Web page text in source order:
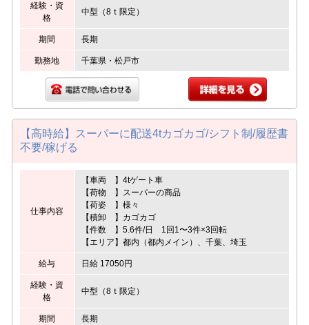
経験・資
格
中型（8ｔ限定）
期間 長期
勤務地 千葉県・松戸市
【高時給】スーパーに配送4tカゴカゴ/シフト制/履歴書
不要/稼げる
仕事内容
【車両 】4tゲート車
【荷物 】スーパーの商品
【荷姿 】様々
【積卸 】カゴカゴ
【件数 】5.6件/日 1回1〜3件×3回転
【エリア】都内（都内メイン）、千葉、埼玉
給与 日給 17050円
経験・資
格
中型（8ｔ限定）
期間 長期